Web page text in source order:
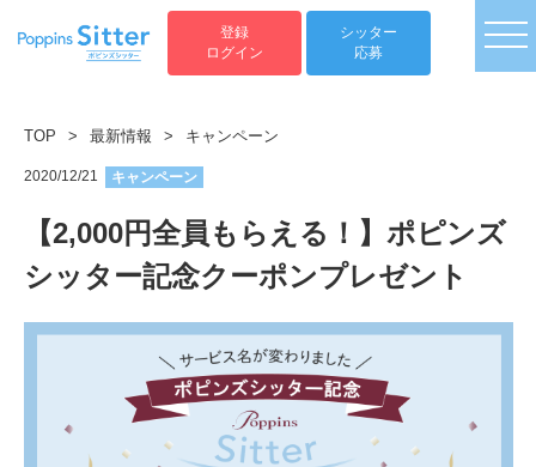
登録
ログイン
シッター
応募
TOP > 最新情報 > キャンペーン
2020/12/21 キャンペーン
【2,000円全員もらえる！】ポピンズ
シッター記念クーポンプレゼント